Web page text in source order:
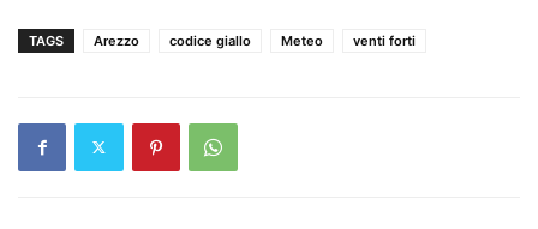
TAGS Arezzo codice giallo Meteo venti forti